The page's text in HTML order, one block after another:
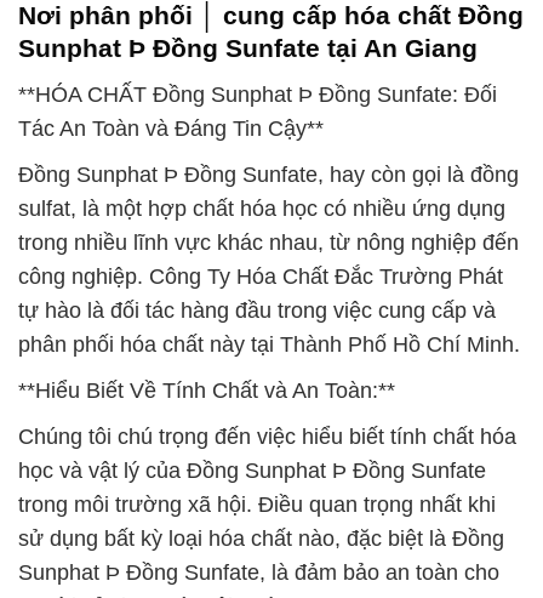
Nơi phân phối │ cung cấp hóa chất Đồng
Sunphat Þ Đồng Sunfate tại An Giang
**HÓA CHẤT Đồng Sunphat Þ Đồng Sunfate: Đối
Tác An Toàn và Đáng Tin Cậy**
Đồng Sunphat Þ Đồng Sunfate, hay còn gọi là đồng
sulfat, là một hợp chất hóa học có nhiều ứng dụng
trong nhiều lĩnh vực khác nhau, từ nông nghiệp đến
công nghiệp. Công Ty Hóa Chất Đắc Trường Phát
tự hào là đối tác hàng đầu trong việc cung cấp và
phân phối hóa chất này tại Thành Phố Hồ Chí Minh.
**Hiểu Biết Về Tính Chất và An Toàn:**
Chúng tôi chú trọng đến việc hiểu biết tính chất hóa
học và vật lý của Đồng Sunphat Þ Đồng Sunfate
trong môi trường xã hội. Điều quan trọng nhất khi
sử dụng bất kỳ loại hóa chất nào, đặc biệt là Đồng
Sunphat Þ Đồng Sunfate, là đảm bảo an toàn cho